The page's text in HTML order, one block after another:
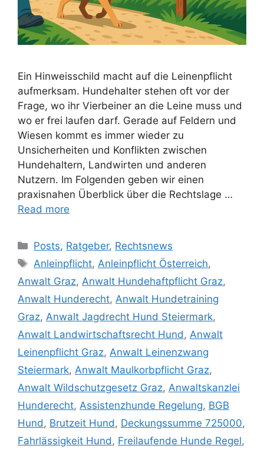
Ein Hinweisschild macht auf die Leinenpflicht
aufmerksam. Hundehalter stehen oft vor der
Frage, wo ihr Vierbeiner an die Leine muss und
wo er frei laufen darf. Gerade auf Feldern und
Wiesen kommt es immer wieder zu
Unsicherheiten und Konflikten zwischen
Hundehaltern, Landwirten und anderen
Nutzern. Im Folgenden geben wir einen
praxisnahen Überblick über die Rechtslage …
Read more
Posts, Ratgeber, Rechtsnews
Anleinpflicht,Anleinpflicht Österreich,
Anwalt Graz, Anwalt Hundehaftpflicht Graz,
Anwalt Hunderecht, Anwalt Hundetraining
Graz, Anwalt Jagdrecht Hund Steiermark,
Anwalt Landwirtschaftsrecht Hund, Anwalt
Leinenpflicht Graz, Anwalt Leinenzwang
Steiermark, Anwalt Maulkorbpflicht Graz,
Anwalt Wildschutzgesetz Graz, Anwaltskanzlei
Hunderecht, Assistenzhunde Regelung, BGB
Hund, Brutzeit Hund, Deckungssumme 725000,
Fahrlässigkeit Hund, Freilaufende Hunde Regel,